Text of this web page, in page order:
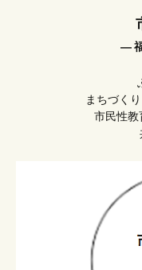
―
まちづく
市民性教